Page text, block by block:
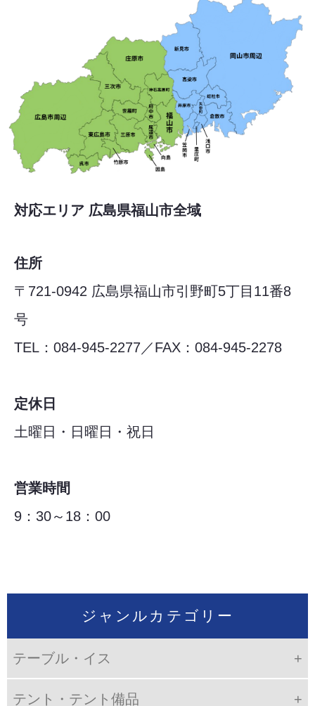
ジャンルカテゴリー
テーブル・イス
テント・テント備品
対応エリア 広島県福山市全域
住所
〒721-0942 広島県福山市引野町5丁目11番8
号
TEL：084-945-2277／FAX：084-945-2278
定休日
土曜日・日曜日・祝日
営業時間
9：30～18：00